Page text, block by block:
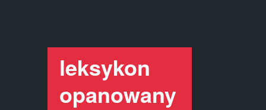
leksykon
opanowany